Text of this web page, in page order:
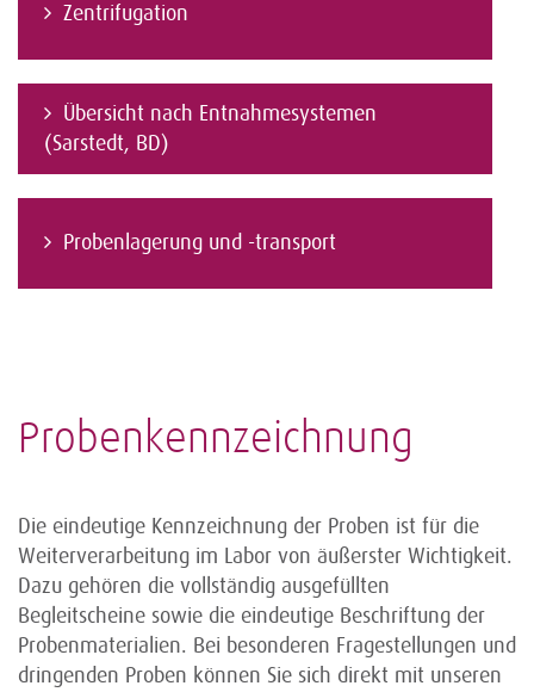
Zentrifugation
Übersicht nach Entnahmesystemen
(Sarstedt, BD)
Probenlagerung und -transport
Probenkennzeichnung
Die eindeutige Kennzeichnung der Proben ist für die
Weiterverarbeitung im Labor von äußerster Wichtigkeit.
Dazu gehören die vollständig ausgefüllten
Begleitscheine sowie die eindeutige Beschriftung der
Probenmaterialien. Bei besonderen Fragestellungen und
dringenden Proben können Sie sich direkt mit unseren